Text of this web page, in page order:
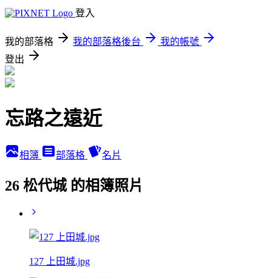
登入
我的部落格 我的部落格後台
我的帳號
登出
忘路之遠近
相簿 部落格 名片
26 松代城 的相簿照片
127 上田城.jpg